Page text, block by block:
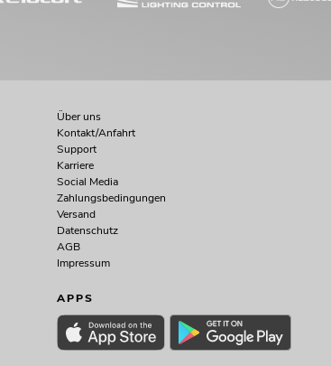
Über uns
Kontakt/Anfahrt
Support
Karriere
Social Media
Zahlungsbedingungen
Versand
Datenschutz
AGB
Impressum
APPS